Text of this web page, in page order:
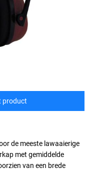
product
de meeste lawaaierige
met gemiddelde
van een brede